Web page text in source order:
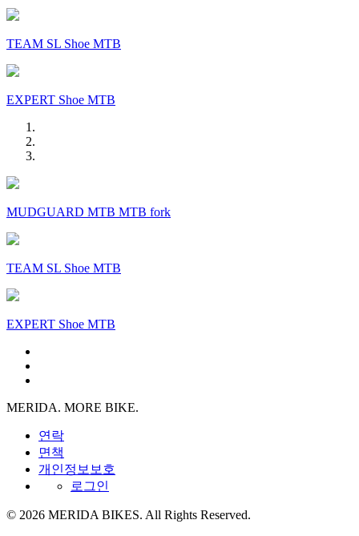
TEAM SL Shoe MTB
EXPERT Shoe MTB
MUDGUARD MTB MTB fork
TEAM SL Shoe MTB
EXPERT Shoe MTB
MERIDA. MORE BIKE.
연락
면책
개인정보보호
로그인
© 2026 MERIDA BIKES. All Rights Reserved.